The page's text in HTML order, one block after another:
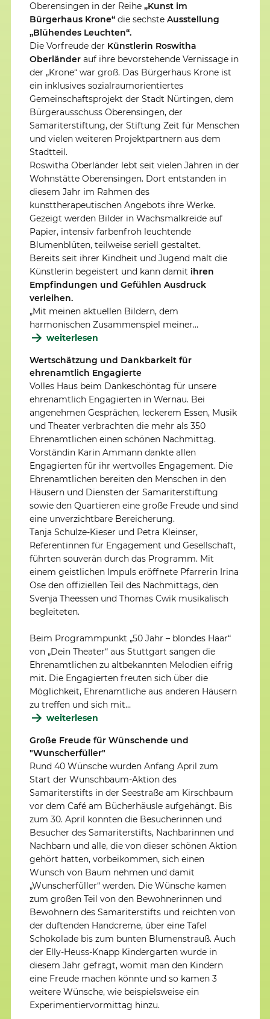
Oberensingen in der Reihe „Kunst im
Bürgerhaus Krone“ die sechste Ausstellung
„Blühendes Leuchten“.
Die Vorfreude der Künstlerin Roswitha
Oberländer auf ihre bevorstehende Vernissage in
der „Krone“ war groß. Das Bürgerhaus Krone ist
ein inklusives sozialraumorientiertes
Gemeinschaftsprojekt der Stadt Nürtingen, dem
Bürgerausschuss Oberensingen, der
Samariterstiftung, der Stiftung Zeit für Menschen
und vielen weiteren Projektpartnern aus dem
Stadtteil.
Roswitha Oberländer lebt seit vielen Jahren in der
Wohnstätte Oberensingen. Dort entstanden in
diesem Jahr im Rahmen des
kunsttherapeutischen Angebots ihre Werke.
Gezeigt werden Bilder in Wachsmalkreide auf
Papier, intensiv farbenfroh leuchtende
Blumenblüten, teilweise seriell gestaltet.
Bereits seit ihrer Kindheit und Jugend malt die
Künstlerin begeistert und kann damit ihren
Empfindungen und Gefühlen Ausdruck
verleihen.
„Mit meinen aktuellen Bildern, dem
harmonischen Zusammenspiel meiner…
weiterlesen
Wertschätzung und Dankbarkeit für
ehrenamtlich Engagierte
Volles Haus beim Dankeschöntag für unsere
ehrenamtlich Engagierten in Wernau. Bei
angenehmen Gesprächen, leckerem Essen, Musik
und Theater verbrachten die mehr als 350
Ehrenamtlichen einen schönen Nachmittag.
Vorständin Karin Ammann dankte allen
Engagierten für ihr wertvolles Engagement. Die
Ehrenamtlichen bereiten den Menschen in den
Häusern und Diensten der Samariterstiftung
sowie den Quartieren eine große Freude und sind
eine unverzichtbare Bereicherung.
Tanja Schulze-Kieser und Petra Kleinser,
Referentinnen für Engagement und Gesellschaft,
führten souverän durch das Programm. Mit
einem geistlichen Impuls eröffnete Pfarrerin Irina
Ose den offiziellen Teil des Nachmittags, den
Svenja Theessen und Thomas Cwik musikalisch
begleiteten.
Beim Programmpunkt „50 Jahr – blondes Haar“
von „Dein Theater“ aus Stuttgart sangen die
Ehrenamtlichen zu altbekannten Melodien eifrig
mit. Die Engagierten freuten sich über die
Möglichkeit, Ehrenamtliche aus anderen Häusern
zu treffen und sich mit…
weiterlesen
Große Freude für Wünschende und
"Wunscherfüller"
Rund 40 Wünsche wurden Anfang April zum
Start der Wunschbaum-Aktion des
Samariterstifts in der Seestraße am Kirschbaum
vor dem Café am Bücherhäusle aufgehängt. Bis
zum 30. April konnten die Besucherinnen und
Besucher des Samariterstifts, Nachbarinnen und
Nachbarn und alle, die von dieser schönen Aktion
gehört hatten, vorbeikommen, sich einen
Wunsch von Baum nehmen und damit
„Wunscherfüller“ werden. Die Wünsche kamen
zum großen Teil von den Bewohnerinnen und
Bewohnern des Samariterstifts und reichten von
der duftenden Handcreme, über eine Tafel
Schokolade bis zum bunten Blumenstrauß. Auch
der Elly-Heuss-Knapp Kindergarten wurde in
diesem Jahr gefragt, womit man den Kindern
eine Freude machen könnte und so kamen 3
weitere Wünsche, wie beispielsweise ein
Experimentiervormittag hinzu.